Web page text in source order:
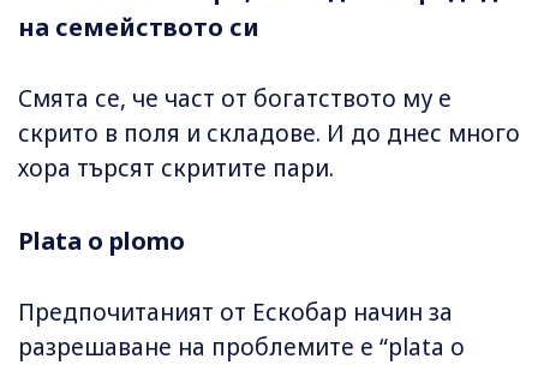
на семейството си
Смята се, че част от богатството му е
скрито в поля и складове. И до днес много
хора търсят скритите пари.
Plata o plomo
Предпочитаният от Ескобар начин за
разрешаване на проблемите е “plata o